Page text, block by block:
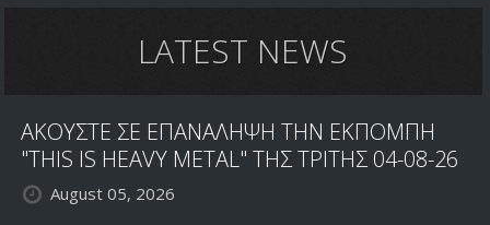
LATEST NEWS
ΑΚΟΥΣΤΕ ΣΕ ΕΠΑΝΑΛΗΨΗ ΤΗΝ ΕΚΠΟΜΠΗ
"THIS IS HEAVY METAL" ΤΗΣ ΤΡΙΤΗΣ 04-08-26
August 05, 2026